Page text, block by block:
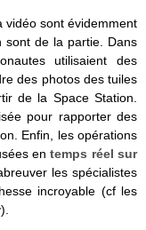
vidéo sont évidemment
sont de la partie. Dans
utilisaient des
des photos des tuiles
de la Space Station.
pour rapporter des
Enfin, les opérations
entemps réel sur
les spécialistes
incroyable (cf les
).